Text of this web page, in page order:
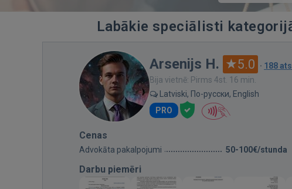
Labākie speciālisti
Arsenijs H. 5.0 · 188
Bija vietnē: Pirms 4st. 16 min.
Latviski, По-русски, English
PRO
Cenas
Advokāta pakalpojumi 50-100€/stunda
Darbu piemēri